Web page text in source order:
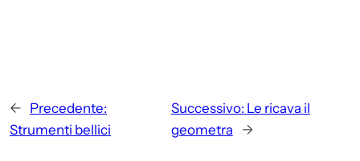
← Precedente:
Strumenti bellici
Successivo: Le ricava il
geometra
→